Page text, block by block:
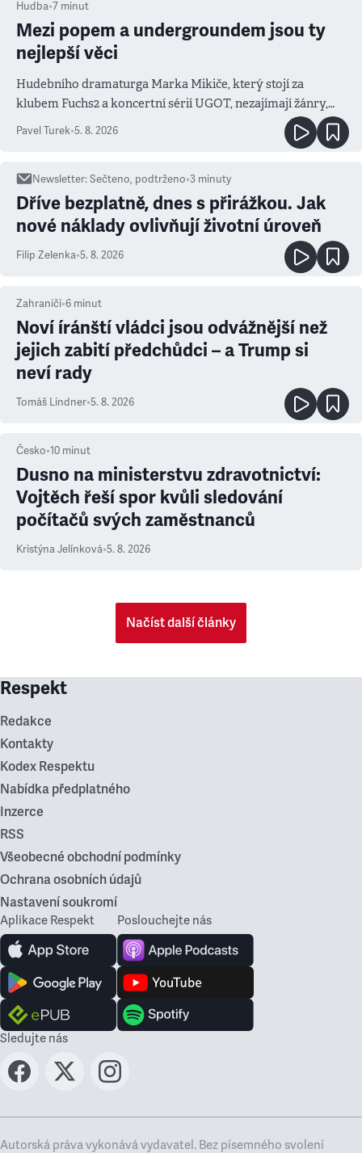
Hudba•7 minut
Mezi popem a undergroundem jsou ty
nejlepší věci
Hudebního dramaturga Marka Mikiče, který stojí za
klubem Fuchs2 a koncertní sérií UGOT, nezajímají žánry,
Pavel Turek•5. 8. 2026
Newsletter:Sečteno, podtrženo•3 minuty
Dříve bezplatně, dnes s přirážkou. Jak
nové náklady ovlivňují životní úroveň
Filip Zelenka•5. 8. 2026
Zahraničí•6 minut
Noví íránští vládci jsou odvážnější než
jejich zabití předchůdci – a Trump si
neví rady
Tomáš Lindner•5. 8. 2026
Česko•10 minut
Dusno na ministerstvu zdravotnictví:
Vojtěch řeší spor kvůli sledování
počítačů svých zaměstnanců
Kristýna Jelínková•5. 8. 2026
Načíst další články
Respekt
Redakce
Kontakty
Kodex Respektu
Nabídka předplatného
Inzerce
RSS
Všeobecné obchodní podmínky
Ochrana osobních údajů
Nastavení soukromí
Aplikace Respekt Poslouchejte nás
Sledujte nás
Autorská práva vykonává vydavatel. Bez písemného svolení